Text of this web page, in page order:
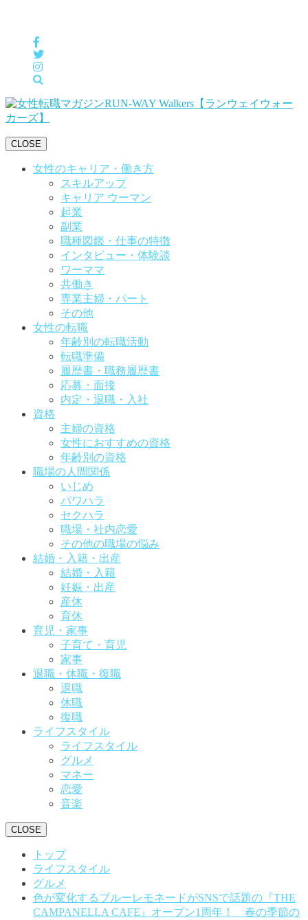
CLOSE
女性のキャリア・働き方
スキルアップ
キャリア ウーマン
起業
副業
職種図鑑・仕事の特徴
インタビュー・体験談
ワーママ
共働き
専業主婦・パート
その他
女性の転職
年齢別の転職活動
転職準備
履歴書・職務履歴書
応募・面接
内定・退職・入社
資格
主婦の資格
女性におすすめの資格
年齢別の資格
職場の人間関係
いじめ
パワハラ
セクハラ
職場・社内恋愛
その他の職場の悩み
結婚・入籍・出産
結婚・入籍
妊娠・出産
産休
育休
育児・家事
子育て・育児
家事
退職・休職・復職
退職
休職
復職
ライフスタイル
ライフスタイル
グルメ
マネー
恋愛
音楽
CLOSE
トップ
ライフスタイル
グルメ
色が変化するブルーレモネードがSNSで話題の『THE
CAMPANELLA CAFE』オープン1周年！ 春の季節の